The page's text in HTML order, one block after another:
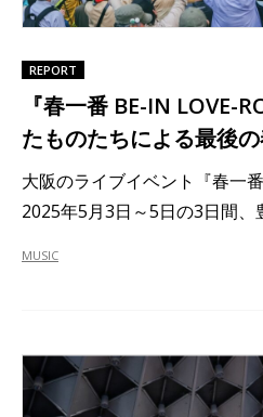
REPORT
『春一番 BE-IN LOVE-
たものたちによる最後
大阪のライブイベント『春一
2025年5月3日～5日の3日間、
MUSIC